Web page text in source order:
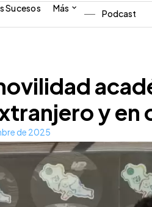
Sucesos Más Podcast
y en
de 2025